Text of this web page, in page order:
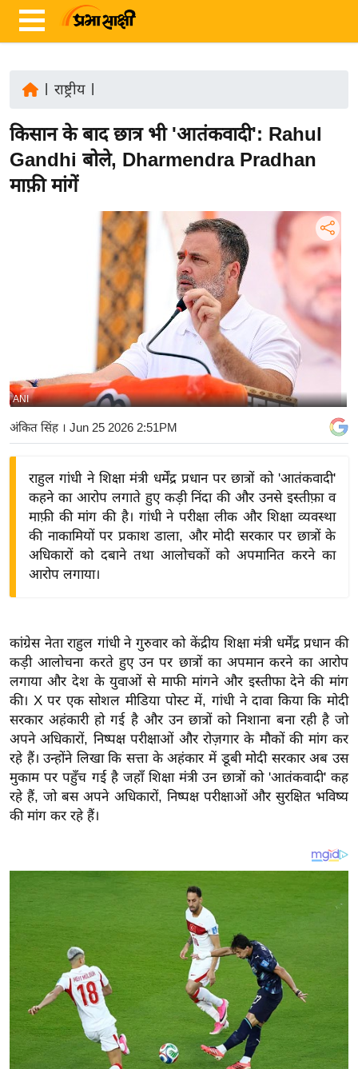
ज़ा
ख
र
य
बि
ज़
ने
द्यो
शे
ष
ज्ञ
रा
य
ब
ज
ट
खे
P
2
2
6
राष्ट्रीय|
किसान के बाद छात्र भी 'आतंकवादी': Rahul
Gandhi बोले, Dharmendra Pradhan
माफ़ी मांगें
ANI
अंकित सिंह। Jun 25 2026 2:51PM
राहुल गांधी ने शिक्षा मंत्री धर्मेंद्र प्रधान पर छात्रों को 'आतंकवादी'
कहने का आरोप लगाते हुए कड़ी निंदा की और उनसे इस्तीफ़ा व
माफ़ी की मांग की है। गांधी ने परीक्षा लीक और शिक्षा व्यवस्था
की नाकामियों पर प्रकाश डाला, और मोदी सरकार पर छात्रों के
अधिकारों को दबाने तथा आलोचकों को अपमानित करने का
आरोप लगाया।
कांग्रेस नेता राहुल गांधी ने गुरुवार को केंद्रीय शिक्षा मंत्री धर्मेंद्र प्रधान की
कड़ी आलोचना करते हुए उन पर छात्रों का अपमान करने का आरोप
लगाया और देश के युवाओं से माफी मांगने और इस्तीफा देने की मांग
की। X पर एक सोशल मीडिया पोस्ट में, गांधी ने दावा किया कि मोदी
सरकार अहंकारी हो गई है और उन छात्रों को निशाना बना रही है जो
अपने अधिकारों, निष्पक्ष परीक्षाओं और रोज़गार के मौकों की मांग कर
रहे हैं। उन्होंने लिखा कि सत्ता के अहंकार में डूबी मोदी सरकार अब उस
मुकाम पर पहुँच गई है जहाँ शिक्षा मंत्री उन छात्रों को 'आतंकवादी' कह
रहे हैं, जो बस अपने अधिकारों, निष्पक्ष परीक्षाओं और सुरक्षित भविष्य
की मांग कर रहे हैं।